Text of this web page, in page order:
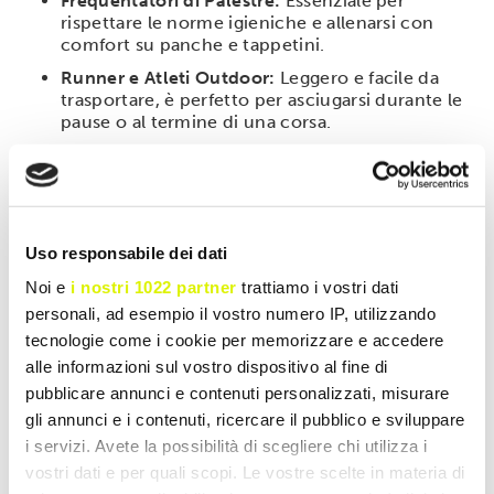
Uso responsabile dei dati
Noi e i nostri 1022 partner trattiamo i vostri dati
personali, ad esempio il vostro numero IP, utilizzando
tecnologie come i cookie per memorizzare e accedere
alle informazioni sul vostro dispositivo al fine di
pubblicare annunci e contenuti personalizzati, misurare
gli annunci e i contenuti, ricercare il pubblico e sviluppare
i servizi. Avete la possibilità di scegliere chi utilizza i
vostri dati e per quali scopi. Le vostre scelte in materia di
rispettare le norme igieniche e allenarsi con
comfort su panche e tappetini.
Runner e Atleti Outdoor: Leggero e facile da
trasportare, è perfetto per asciugarsi durante le
pause o al termine di una corsa.
BPR Nutrition con un accessorio coordinato e
Modalità d'uso
Stendere l'asciugamano sulle superfici di appoggio
degli attrezzi prima di iniziare l'esercizio. Utilizzare il
lato morbido per tamponare il sudore dal viso. Si
consiglia di lavare in lavatrice a temperature medie
(30-40°C) per preservare la brillantezza dei colori e la
morbidezza delle fibre nel tempo.